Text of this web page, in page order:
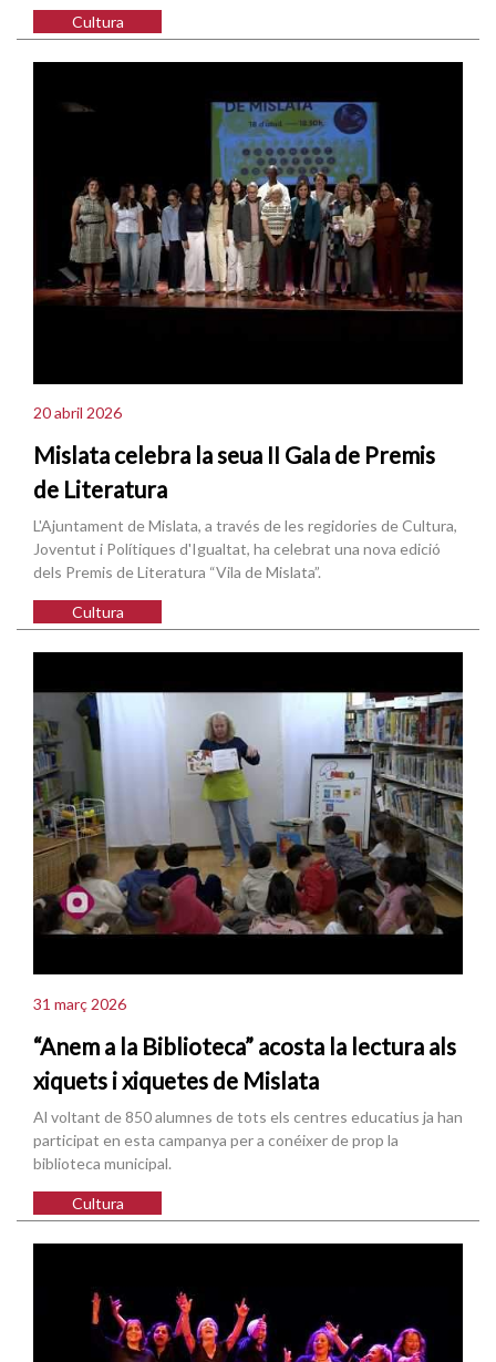
Cultura
20 abril 2026
Mislata celebra la seua II Gala de Premis
de Literatura
L'Ajuntament de Mislata, a través de les regidories de Cultura,
Joventut i Polítiques d'Igualtat, ha celebrat una nova edició
dels Premis de Literatura “Vila de Mislata”.
Cultura
31 març 2026
“Anem a la Biblioteca” acosta la lectura als
xiquets i xiquetes de Mislata
Al voltant de 850 alumnes de tots els centres educatius ja han
participat en esta campanya per a conéixer de prop la
biblioteca municipal.
Cultura